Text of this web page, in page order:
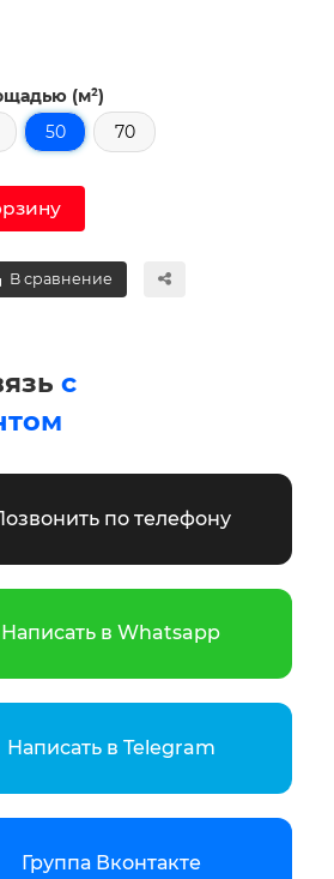
(м²)
50 70
В сравнение
с
по телефону
Написать в Whatsapp
Написать в Telegram
Группа Вконтакте